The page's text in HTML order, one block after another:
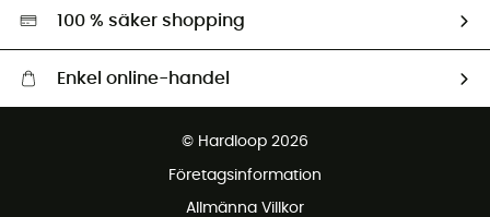
Miljöanpassat urval
100 % säker shopping
Enkel online-handel
Gratis retur inom 100 dagar
© Hardloop 2026
Företagsinformation
Allmänna Villkor